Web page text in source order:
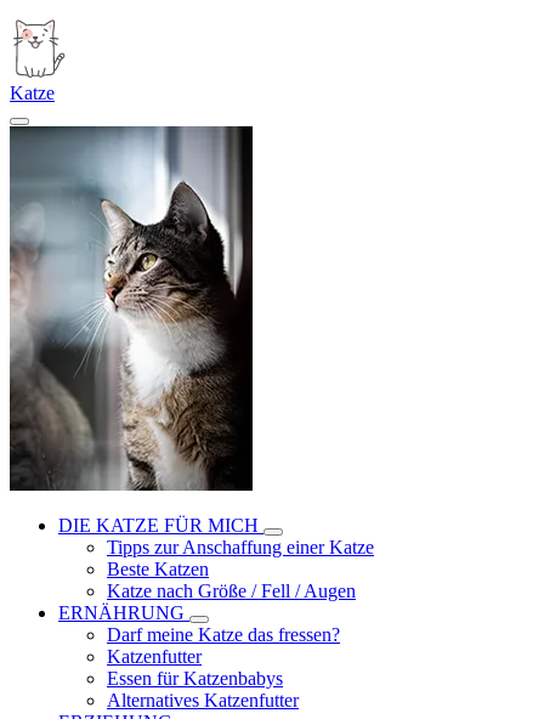
Katze
DIE KATZE FÜR MICH
Tipps zur Anschaffung einer Katze
Beste Katzen
Katze nach Größe / Fell / Augen
ERNÄHRUNG
Darf meine Katze das fressen?
Katzenfutter
Essen für Katzenbabys
Alternatives Katzenfutter